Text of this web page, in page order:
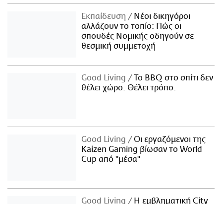
Εκπαίδευση
Νέοι δικηγόροι
αλλάζουν το τοπίο: Πώς οι
σπουδές Νομικής οδηγούν σε
θεσμική συμμετοχή
Good Living
Το BBQ στο σπίτι δεν
θέλει χώρο. Θέλει τρόπο.
Good Living
Οι εργαζόμενοι της
Kaizen Gaming βίωσαν το World
Cup από "μέσα"
Good Living
Η εμβληματική City